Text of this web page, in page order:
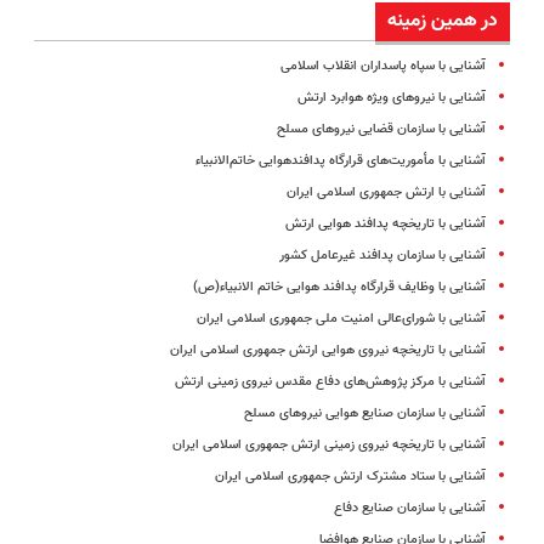
در همین زمینه
آشنایی با سپاه پاسداران انقلاب اسلامی
آشنایی با نیروهای ویژه هوابرد ارتش
آشنایی با سازمان قضایی نیروهای مسلح
آشنایی با مأموریت‌های قرارگاه پدافندهوایی خاتم‌الانبیاء
آشنایی با ارتش جمهوری اسلامی ایران
آشنایی با تاریخچه پدافند هوایی ارتش
آشنایی با سازمان پدافند غیرعامل کشور
آشنایی با وظایف قرارگاه پدافند هوایی خاتم الانبیاء(ص)
آشنایی با شورای‌عالی امنیت ملی جمهوری اسلامی ایران
آشنایی با تاریخچه نیروی هوایی ارتش جمهوری اسلامی ایران
آشنایی با مرکز پژوهش‌های دفاع مقدس نیروی زمینی ارتش
آشنایی با سازمان صنایع هوایی نیروهای مسلح
آشنایی با تاریخچه نیروی زمینی ارتش جمهوری اسلامی ایران
آشنایی با ستاد مشترک ارتش جمهوری اسلامی ایران
آشنایی با سازمان صنایع دفاع